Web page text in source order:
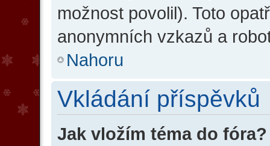
možnost povolil). Toto
anonymních vzkazů a
Nahoru
Vkládání příspěvků
Jak vložím téma do fóra?